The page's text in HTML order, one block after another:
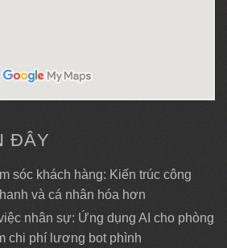
ĐÂY
sóc khách hàng: Kiến trúc công
và cá nhân hóa hơn
nhân sự: Ứng dụng AI cho phòng
chi phí lương bot phình